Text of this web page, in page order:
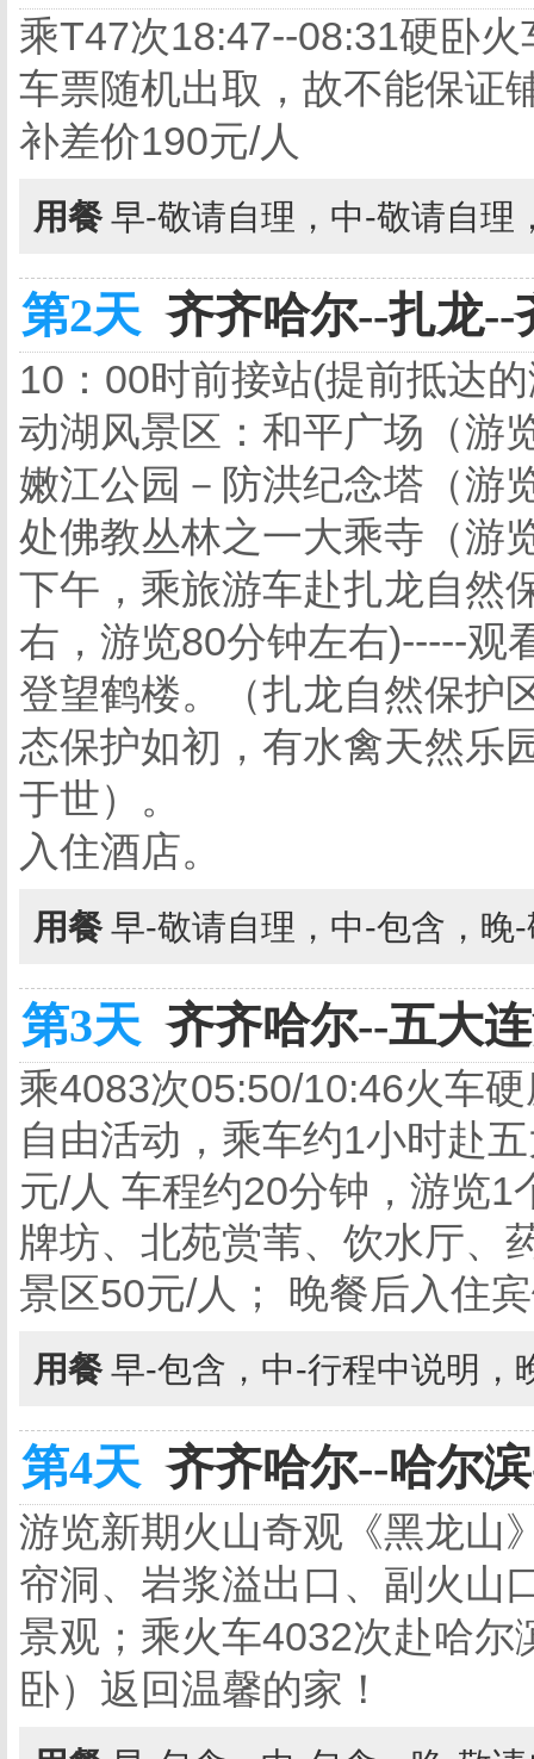
乘T47次18:47--08:31硬卧
车票随机出取，故不能保证
补差价190元/人
用餐 早-敬请自理，中-敬请自理
第2天 齐齐哈尔--扎龙--
10：00时前接站(提前抵达
动湖风景区：和平广场（游
嫩江公园－防洪纪念塔（游
处佛教丛林之一大乘寺（游
下午，乘旅游车赴扎龙自然
右，游览80分钟左右)-----观
登望鹤楼。（扎龙自然保护
态保护如初，有水禽天然乐
于世）。
入住
用餐 早-敬请自理，中-包含，晚
第3天 齐齐哈尔--五大
乘4083次05:50/10:46火车
自由活动， 乘车约1小时赴
元/人 车程约20分钟，游览
牌坊、北苑赏苇、饮水厅、
景区50元/人； 晚餐后入住
用餐 早-包含，中-行程中说明，
第4天 齐齐哈尔--哈尔
游览新期火山奇观《黑龙山
帘洞、岩浆溢出口、副火山
景观；乘火车4032次赴哈
卧）返回温馨的家！